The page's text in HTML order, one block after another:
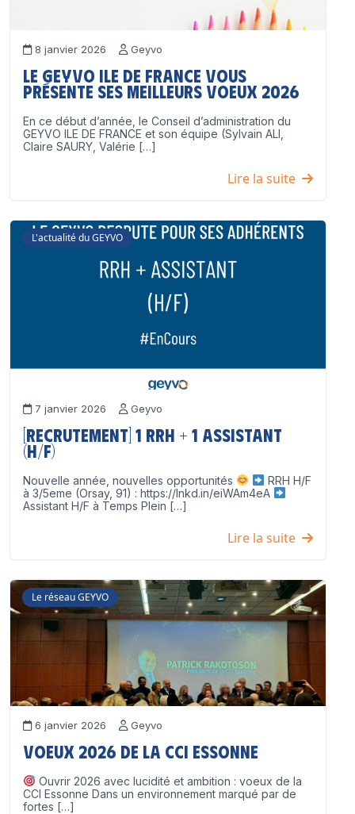
8 janvier 2026 Geyvo
Le GEYVO Ile de France vous
présente ses meilleurs voeux 2026
En ce début d’année, le Conseil d’administration du
GEYVO ILE DE FRANCE et son équipe (Sylvain ALI,
Claire SAURY, Valérie […]
Lire la suite
L'actualité du GEYVO
7 janvier 2026 Geyvo
[Recrutement] 1 RRH + 1 Assistant
(H/F)
Nouvelle année, nouvelles opportunités
RRH H/F
à 3/5eme (Orsay, 91) : https://lnkd.in/eiWAm4eA
Assistant H/F à Temps Plein […]
Lire la suite
Le réseau GEYVO
6 janvier 2026 Geyvo
Voeux 2026 de la CCI Essonne
Ouvrir 2026 avec lucidité et ambition : voeux de la
CCI Essonne Dans un environnement marqué par de
fortes […]